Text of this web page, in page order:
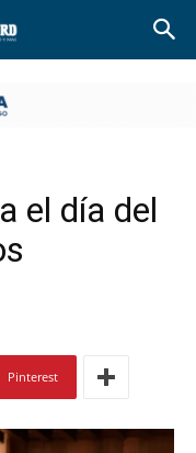
el día del
Pinterest